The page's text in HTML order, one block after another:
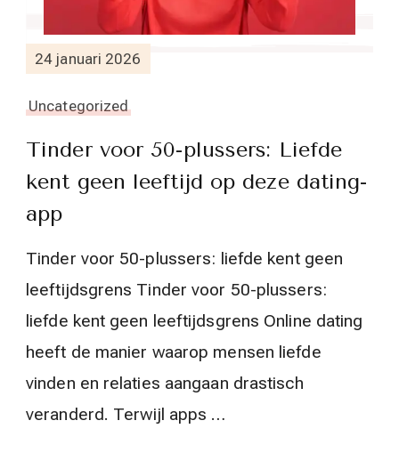
24 januari 2026
Uncategorized
Tinder voor 50-plussers: Liefde
kent geen leeftijd op deze dating-
app
Tinder voor 50-plussers: liefde kent geen
leeftijdsgrens Tinder voor 50-plussers:
liefde kent geen leeftijdsgrens Online dating
heeft de manier waarop mensen liefde
vinden en relaties aangaan drastisch
veranderd. Terwijl apps …